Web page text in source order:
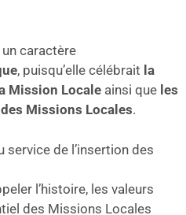
caractère
, puisqu’elle célébrait la
Mission Locale ainsi que les
Missions Locales.
service de l’insertion des
l’histoire, les valeurs
des Missions Locales